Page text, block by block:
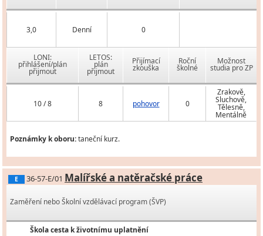
3,0 Denní 0
LONI:
přihlášení/plán
přijmout
LETOS:
plán
přijmout
Přijímací
zkouška
Roční
školné
Možnost
studia pro ZP
10 / 8 8 pohovor 0
Zrakově,
Sluchově,
Tělesně,
Mentálně
Poznámky k oboru:taneční kurz.
E 36-57-E/01 Malířské a natěračské práce
Zaměření nebo Školní vzdělávací program (ŠVP)
Škola cesta k životnímu uplatnění